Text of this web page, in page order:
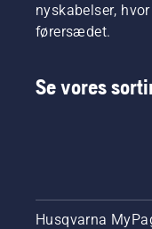
nyskabelser,
førersædet.
Se vores
Husqvarna